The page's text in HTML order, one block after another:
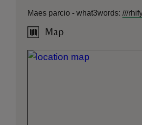
Maes parcio - what3words: ///
Map